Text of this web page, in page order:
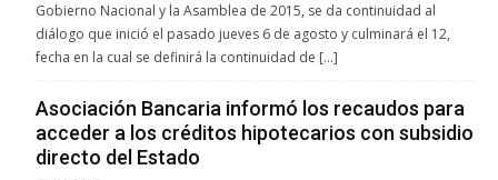
Gobierno Nacional y la Asamblea de 2015, se da continuidad al
diálogo que inició el pasado jueves 6 de agosto y culminará el 12,
fecha en la cual se definirá la continuidad de […]
Asociación Bancaria informó los recaudos para
acceder a los créditos hipotecarios con subsidio
directo del Estado